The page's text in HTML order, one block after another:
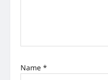
o
n
Name *